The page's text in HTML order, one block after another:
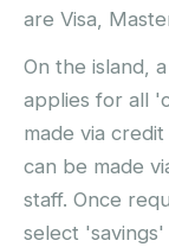
are Visa,
On the island,
applies for all
made via
can be made
staff. Once
select